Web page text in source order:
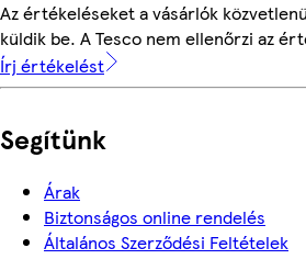
Az értékeléseket a vásárlók
küldik be. A Tesco nem ellenőrzi az
Írj értékelést
Segítünk
Árak
Biztonságos online rendelés
Általános Szerződési Feltételek